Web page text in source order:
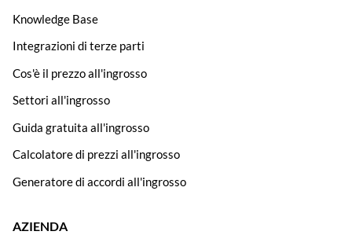
Knowledge Base
Integrazioni di terze parti
Cos'è il prezzo all'ingrosso
Settori all'ingrosso
Guida gratuita all'ingrosso
Calcolatore di prezzi all'ingrosso
Generatore di accordi all'ingrosso
AZIENDA